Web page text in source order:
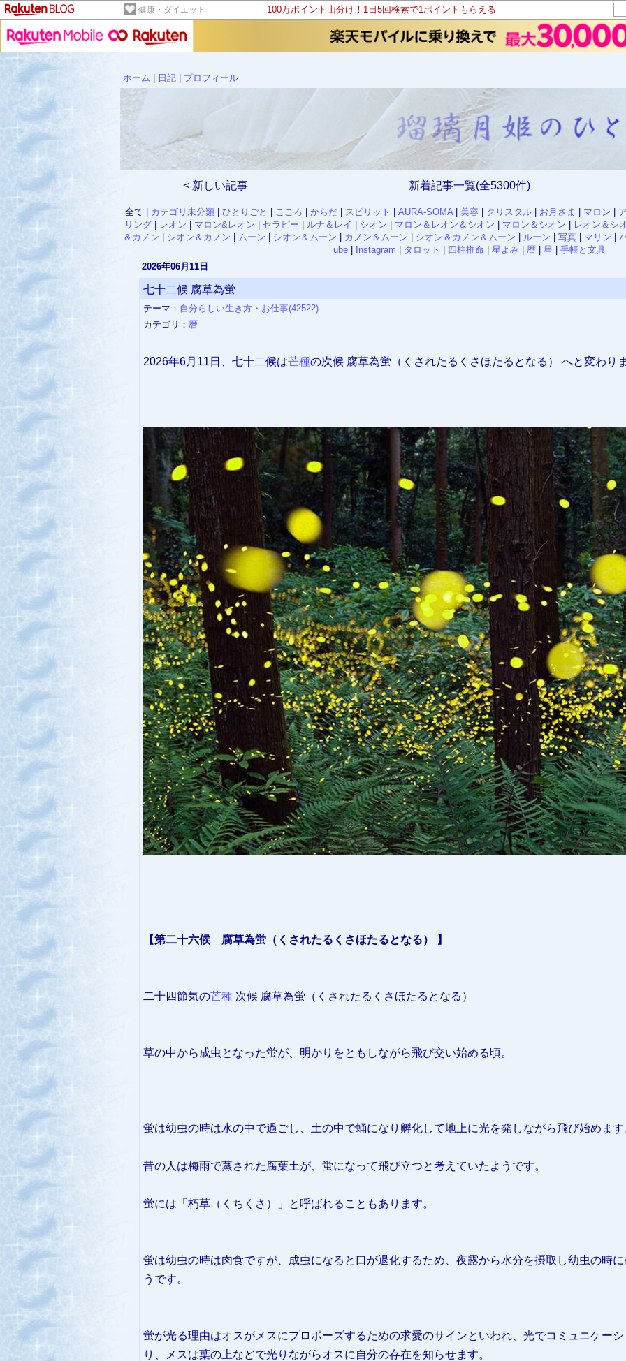
健康・ダイエット 100万ポイント山分け！1日5回検索で1ポイントもらえる
ホーム 日記 プロフィール
< 新しい記事 新着記事一覧(全5300件)
全て | カテゴリ未分類 ひとりごと こころ からだ スピリット AURA-SOMA| 美容 クリスタル お月さま マロン
リング
レオン マロン&レオン セラピー ルナ＆レイ シオン マロン＆レオン＆シオン マロン＆シオン
レオン＆シ
＆カノン
シオン＆カノン ムーン シオン＆ムーン カノン＆ムーン シオン＆カノン＆ムーン ルーン 写真 マリン
ube
Instagram タロット 四柱推命 星よみ 暦 星
手帳と文具
2026年06月11日
七十二候 腐草為蛍
テーマ： 自分らしい生き方・お仕事(42522)
カテゴリ： 暦
2026年6月11日、七十二候は芒種の次候 腐草為蛍（くされたるくさほたるとなる） へと変わり
【第二十六候 腐草為蛍（くされたるくさほたるとなる） 】
二十四節気の芒種次候 腐草為蛍（くされたるくさほたるとなる）
草の中から成虫となった蛍が、明かりをともしながら飛び交い始める頃。
蛍は幼虫の時は水の中で過ごし、土の中で蛹になり孵化して地上に光を発しながら飛び始めます
昔の人は梅雨で蒸された腐葉土が、蛍になって飛び立つと考えていたようです。
蛍には「朽草（くちくさ）」と呼ばれることもあります。
蛍は幼虫の時は肉食ですが、成虫になると口が退化するため、夜露から水分を摂取し幼虫の時
うです。
蛍が光る理由はオスがメスにプロポーズするための求愛のサインといわれ、光でコミュニケー
り、メスは葉の上などで光りながらオスに自分の存在を知らせます。